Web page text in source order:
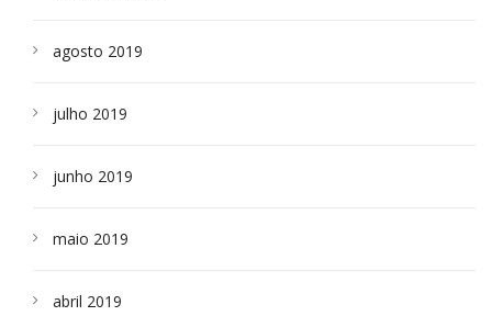
agosto 2019
julho 2019
junho 2019
maio 2019
abril 2019